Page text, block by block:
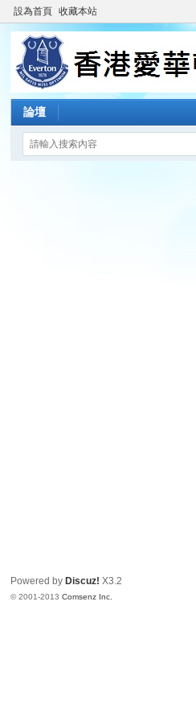
設為首頁 收藏本站
論壇
Powered by Discuz! X3.2
© 2001-2013Comsenz Inc.